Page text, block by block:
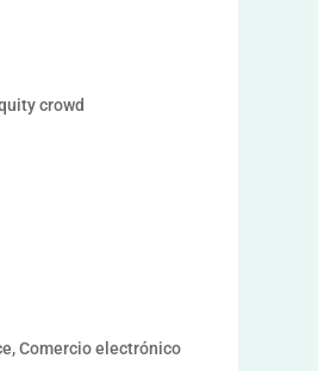
crowd
Comercio electrónico